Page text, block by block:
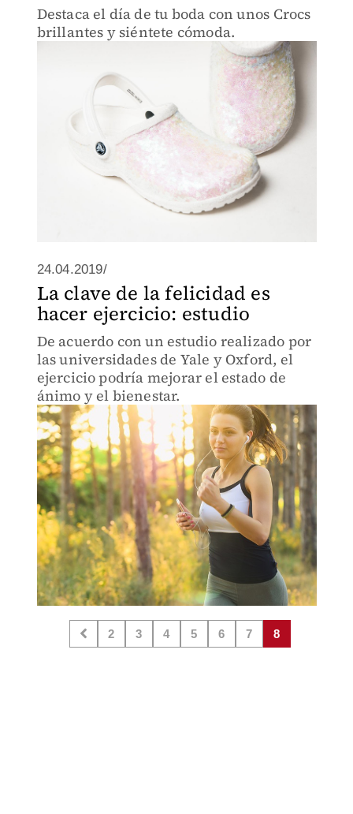
Destaca el día de tu boda con unos Crocs
brillantes y siéntete cómoda.
24.04.2019/
La clave de la felicidad es
hacer ejercicio: estudio
De acuerdo con un estudio realizado por
las universidades de Yale y Oxford, el
ejercicio podría mejorar el estado de
ánimo y el bienestar.
2 3 4 5 6 7 8